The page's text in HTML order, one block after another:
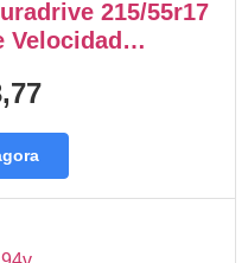
215/55r17
Velocidad…